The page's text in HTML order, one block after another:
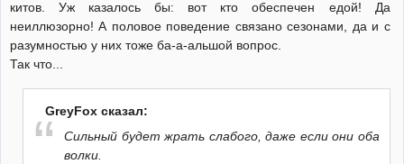
китов. Уж казалось бы: вот кто обеспечен едой! Да
неиллюзорно! А половое поведение связано сезонами, да и с
разумностью у них тоже ба-а-альшой вопрос.
Так что...
GreyFox сказал:
Сильный будет жрать слабого, даже если они оба
волки.